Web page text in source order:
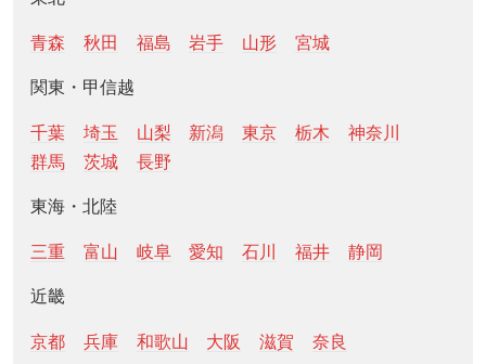
青森 秋田 福島 岩手 山形 宮城
関東・甲信越
千葉 埼玉 山梨 新潟 東京 栃木
神奈川
群馬
茨城 長野
東海・北陸
三重 富山 岐阜 愛知 石川 福井 静岡
近畿
京都 兵庫 和歌山 大阪 滋賀 奈良